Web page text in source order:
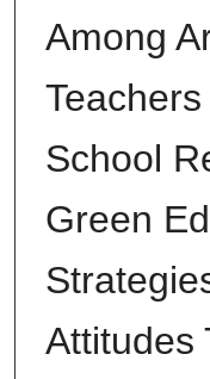
Among
School
Green
Attitudes